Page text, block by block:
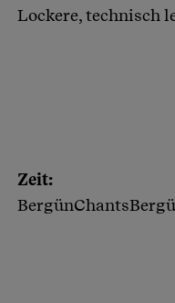
Lockere, technisch
Zeit: